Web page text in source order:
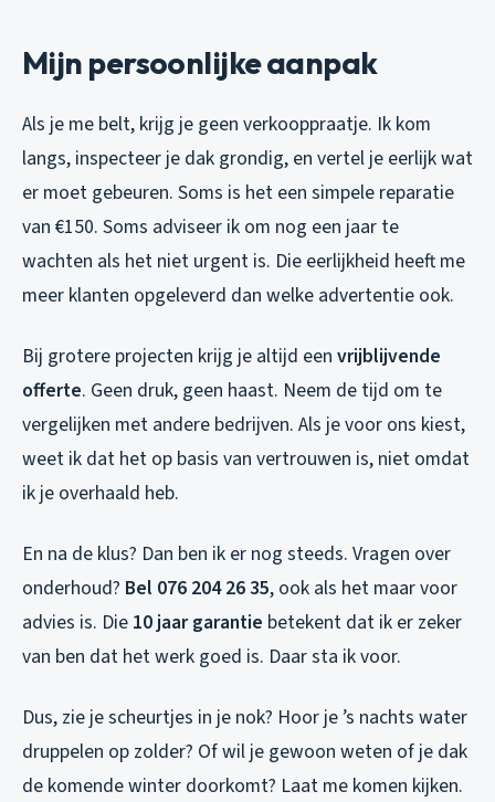
Mijn persoonlijke aanpak
Als je me belt, krijg je geen verkooppraatje. Ik kom
langs, inspecteer je dak grondig, en vertel je eerlijk wat
er moet gebeuren. Soms is het een simpele reparatie
van €150. Soms adviseer ik om nog een jaar te
wachten als het niet urgent is. Die eerlijkheid heeft me
meer klanten opgeleverd dan welke advertentie ook.
Bij grotere projecten krijg je altijd een vrijblijvende
offerte. Geen druk, geen haast. Neem de tijd om te
vergelijken met andere bedrijven. Als je voor ons kiest,
weet ik dat het op basis van vertrouwen is, niet omdat
ik je overhaald heb.
En na de klus? Dan ben ik er nog steeds. Vragen over
onderhoud? Bel 076 204 26 35, ook als het maar voor
advies is. Die 10 jaar garantie betekent dat ik er zeker
van ben dat het werk goed is. Daar sta ik voor.
Dus, zie je scheurtjes in je nok? Hoor je ’s nachts water
druppelen op zolder? Of wil je gewoon weten of je dak
de komende winter doorkomt? Laat me komen kijken.